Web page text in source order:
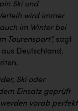
Ski und
wird immer
im Winter bei
Tourensport“, sagt
aus Deutschland,
Ski oder
Einsatz geprüft
vorab perfekt